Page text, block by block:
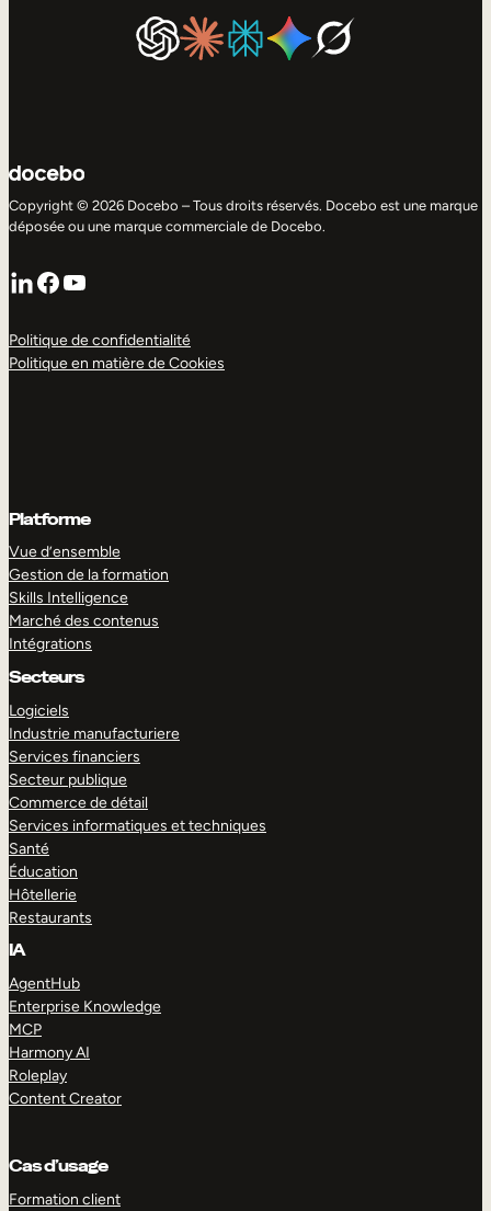
Copyright © 2026 Docebo – Tous droits réservés. Docebo est une marque
déposée ou une marque commerciale de Docebo.
LinkedIn
Facebook
YouTube
Politique de confidentialité
Politique en matière de Cookies
Platforme
Vue d’ensemble
Gestion de la formation
Skills Intelligence
Marché des contenus
Intégrations
Secteurs
Logiciels
Industrie manufacturiere
Services financiers
Secteur publique
Commerce de détail
Services informatiques et techniques
Santé
Éducation
Hôtellerie
Restaurants
IA
AgentHub
Enterprise Knowledge
MCP
Harmony AI
Roleplay
Content Creator
Cas d’usage
Formation client